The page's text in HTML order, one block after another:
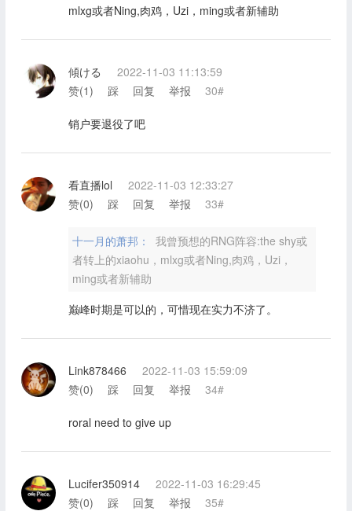
mlxg或者Ning,肉鸡，Uzi，ming或者新辅助
傾ける
2022-11-03 11:13:59
赞(1) 踩 回复 举报 30#
销户要退役了吧
看直播lol
2022-11-03 12:33:27
赞(0) 踩 回复 举报 33#
十一月的萧邦：
我曾预想的RNG阵容:the shy或
者转上的xiaohu，mlxg或者Ning,肉鸡，Uzi，
ming或者新辅助
巅峰时期是可以的，可惜现在实力不济了。
Link878466
2022-11-03 15:59:09
赞(0) 踩 回复 举报 34#
roral need to give up
Lucifer350914
2022-11-03 16:29:45
赞(0) 踩 回复 举报 35#